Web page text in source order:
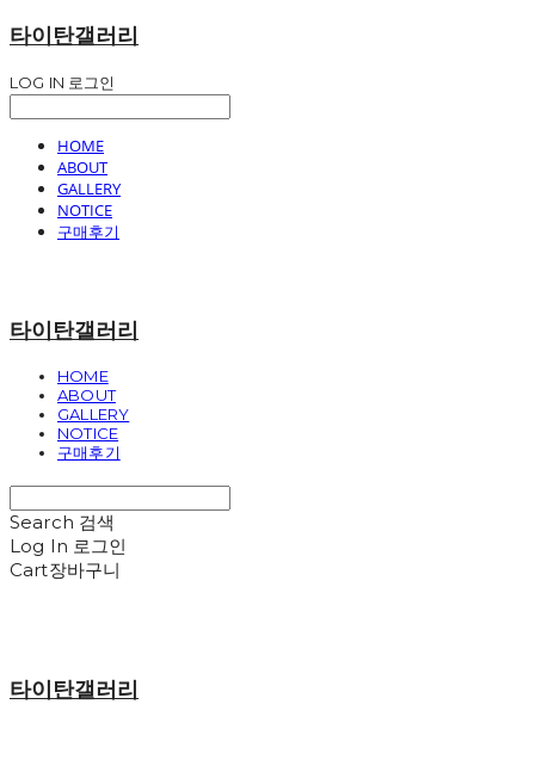
타이탄갤러리
LOG IN 로그인
HOME
ABOUT
GALLERY
NOTICE
구매후기
타이탄갤러리
HOME
ABOUT
GALLERY
NOTICE
구매후기
Search 검색
Log In 로그인
Cart장바구니
타이탄갤러리